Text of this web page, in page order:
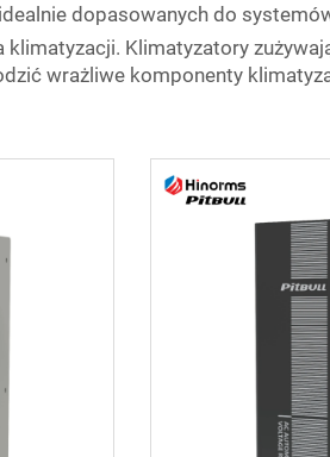
dopasowanych do
Klimatyzatory
wrażliwe komponenty